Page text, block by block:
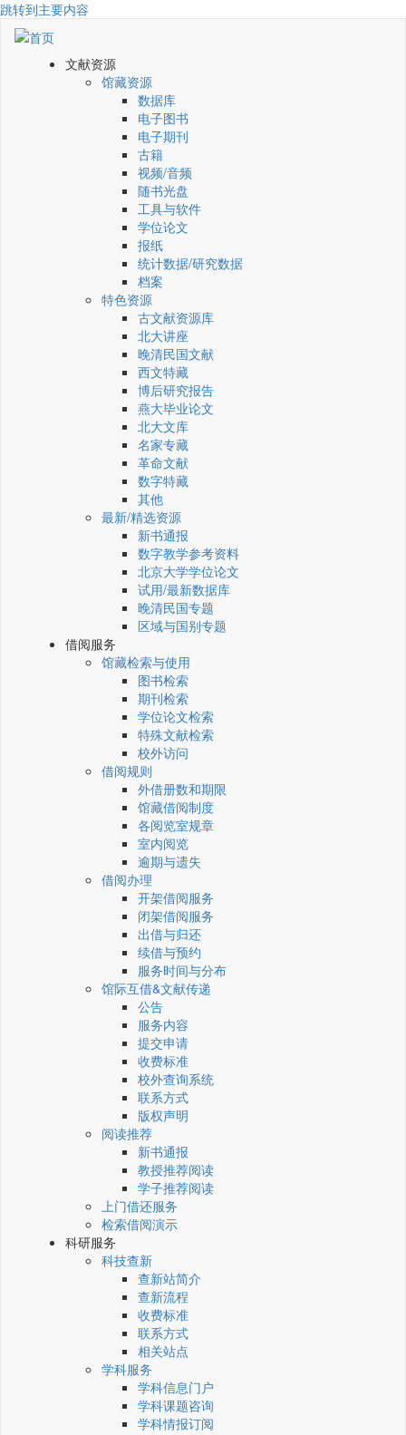
跳转到主要内容
文献资源
馆藏资源
数据库
电子图书
电子期刊
古籍
视频/音频
随书光盘
工具与软件
学位论文
报纸
统计数据/研究数据
档案
特色资源
古文献资源库
北大讲座
晚清民国文献
西文特藏
博后研究报告
燕大毕业论文
北大文库
名家专藏
革命文献
数字特藏
其他
最新/精选资源
新书通报
数字教学参考资料
北京大学学位论文
试用/最新数据库
晚清民国专题
区域与国别专题
借阅服务
馆藏检索与使用
图书检索
期刊检索
学位论文检索
特殊文献检索
校外访问
借阅规则
外借册数和期限
馆藏借阅制度
各阅览室规章
室内阅览
逾期与遗失
借阅办理
开架借阅服务
闭架借阅服务
出借与归还
续借与预约
服务时间与分布
馆际互借&文献传递
公告
服务内容
提交申请
收费标准
校外查询系统
联系方式
版权声明
阅读推荐
新书通报
教授推荐阅读
学子推荐阅读
上门借还服务
检索借阅演示
科研服务
科技查新
查新站简介
查新流程
收费标准
联系方式
相关站点
学科服务
学科信息门户
学科课题咨询
学科情报订阅